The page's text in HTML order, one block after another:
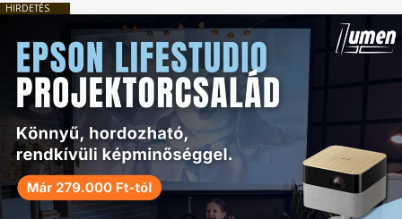
HIRDETÉS